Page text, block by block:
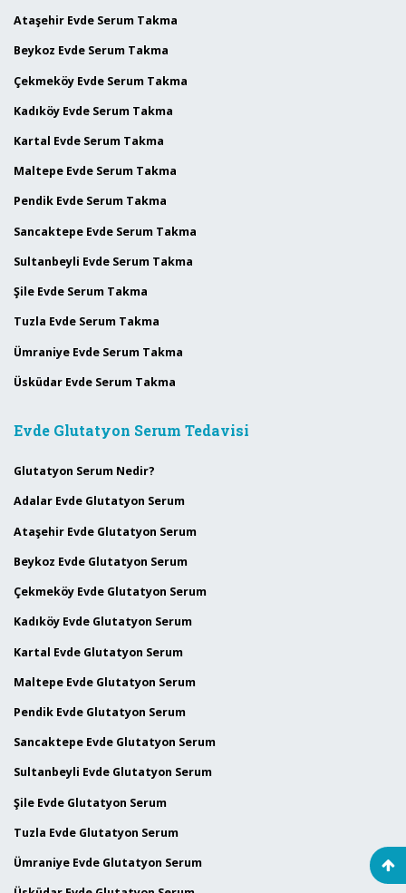
Ataşehir Evde Serum Takma
Beykoz Evde Serum Takma
Çekmeköy Evde Serum Takma
Kadıköy Evde Serum Takma
Kartal Evde Serum Takma
Maltepe Evde Serum Takma
Pendik Evde Serum Takma
Sancaktepe Evde Serum Takma
Sultanbeyli Evde Serum Takma
Şile Evde Serum Takma
Tuzla Evde Serum Takma
Ümraniye Evde Serum Takma
Üsküdar Evde Serum Takma
Evde Glutatyon Serum Tedavisi
Glutatyon Serum Nedir?
Adalar Evde Glutatyon Serum
Ataşehir Evde Glutatyon Serum
Beykoz Evde Glutatyon Serum
Çekmeköy Evde Glutatyon Serum
Kadıköy Evde Glutatyon Serum
Kartal Evde Glutatyon Serum
Maltepe Evde Glutatyon Serum
Pendik Evde Glutatyon Serum
Sancaktepe Evde Glutatyon Serum
Sultanbeyli Evde Glutatyon Serum
Şile Evde Glutatyon Serum
Tuzla Evde Glutatyon Serum
Ümraniye Evde Glutatyon Serum